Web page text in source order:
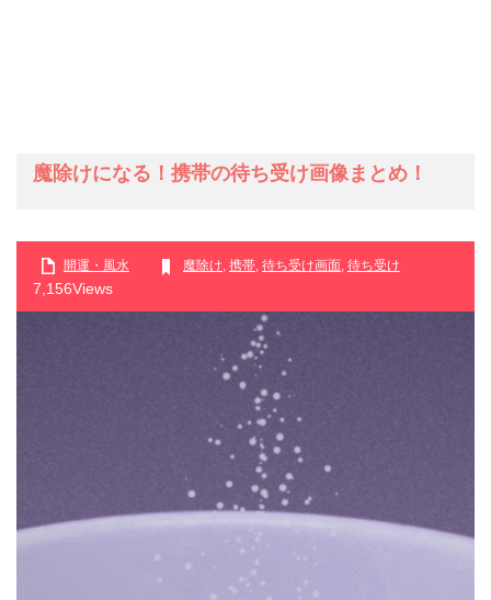
魔除けになる！携帯の待ち受け画像まとめ！
開運・風水 魔除け, 携帯, 待ち受け画面, 待ち受け
7,156Views